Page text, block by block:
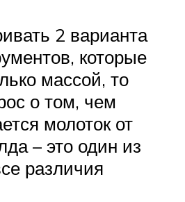
2 варианта
которые
массой, то
о том, чем
молоток от
– это один из
различия